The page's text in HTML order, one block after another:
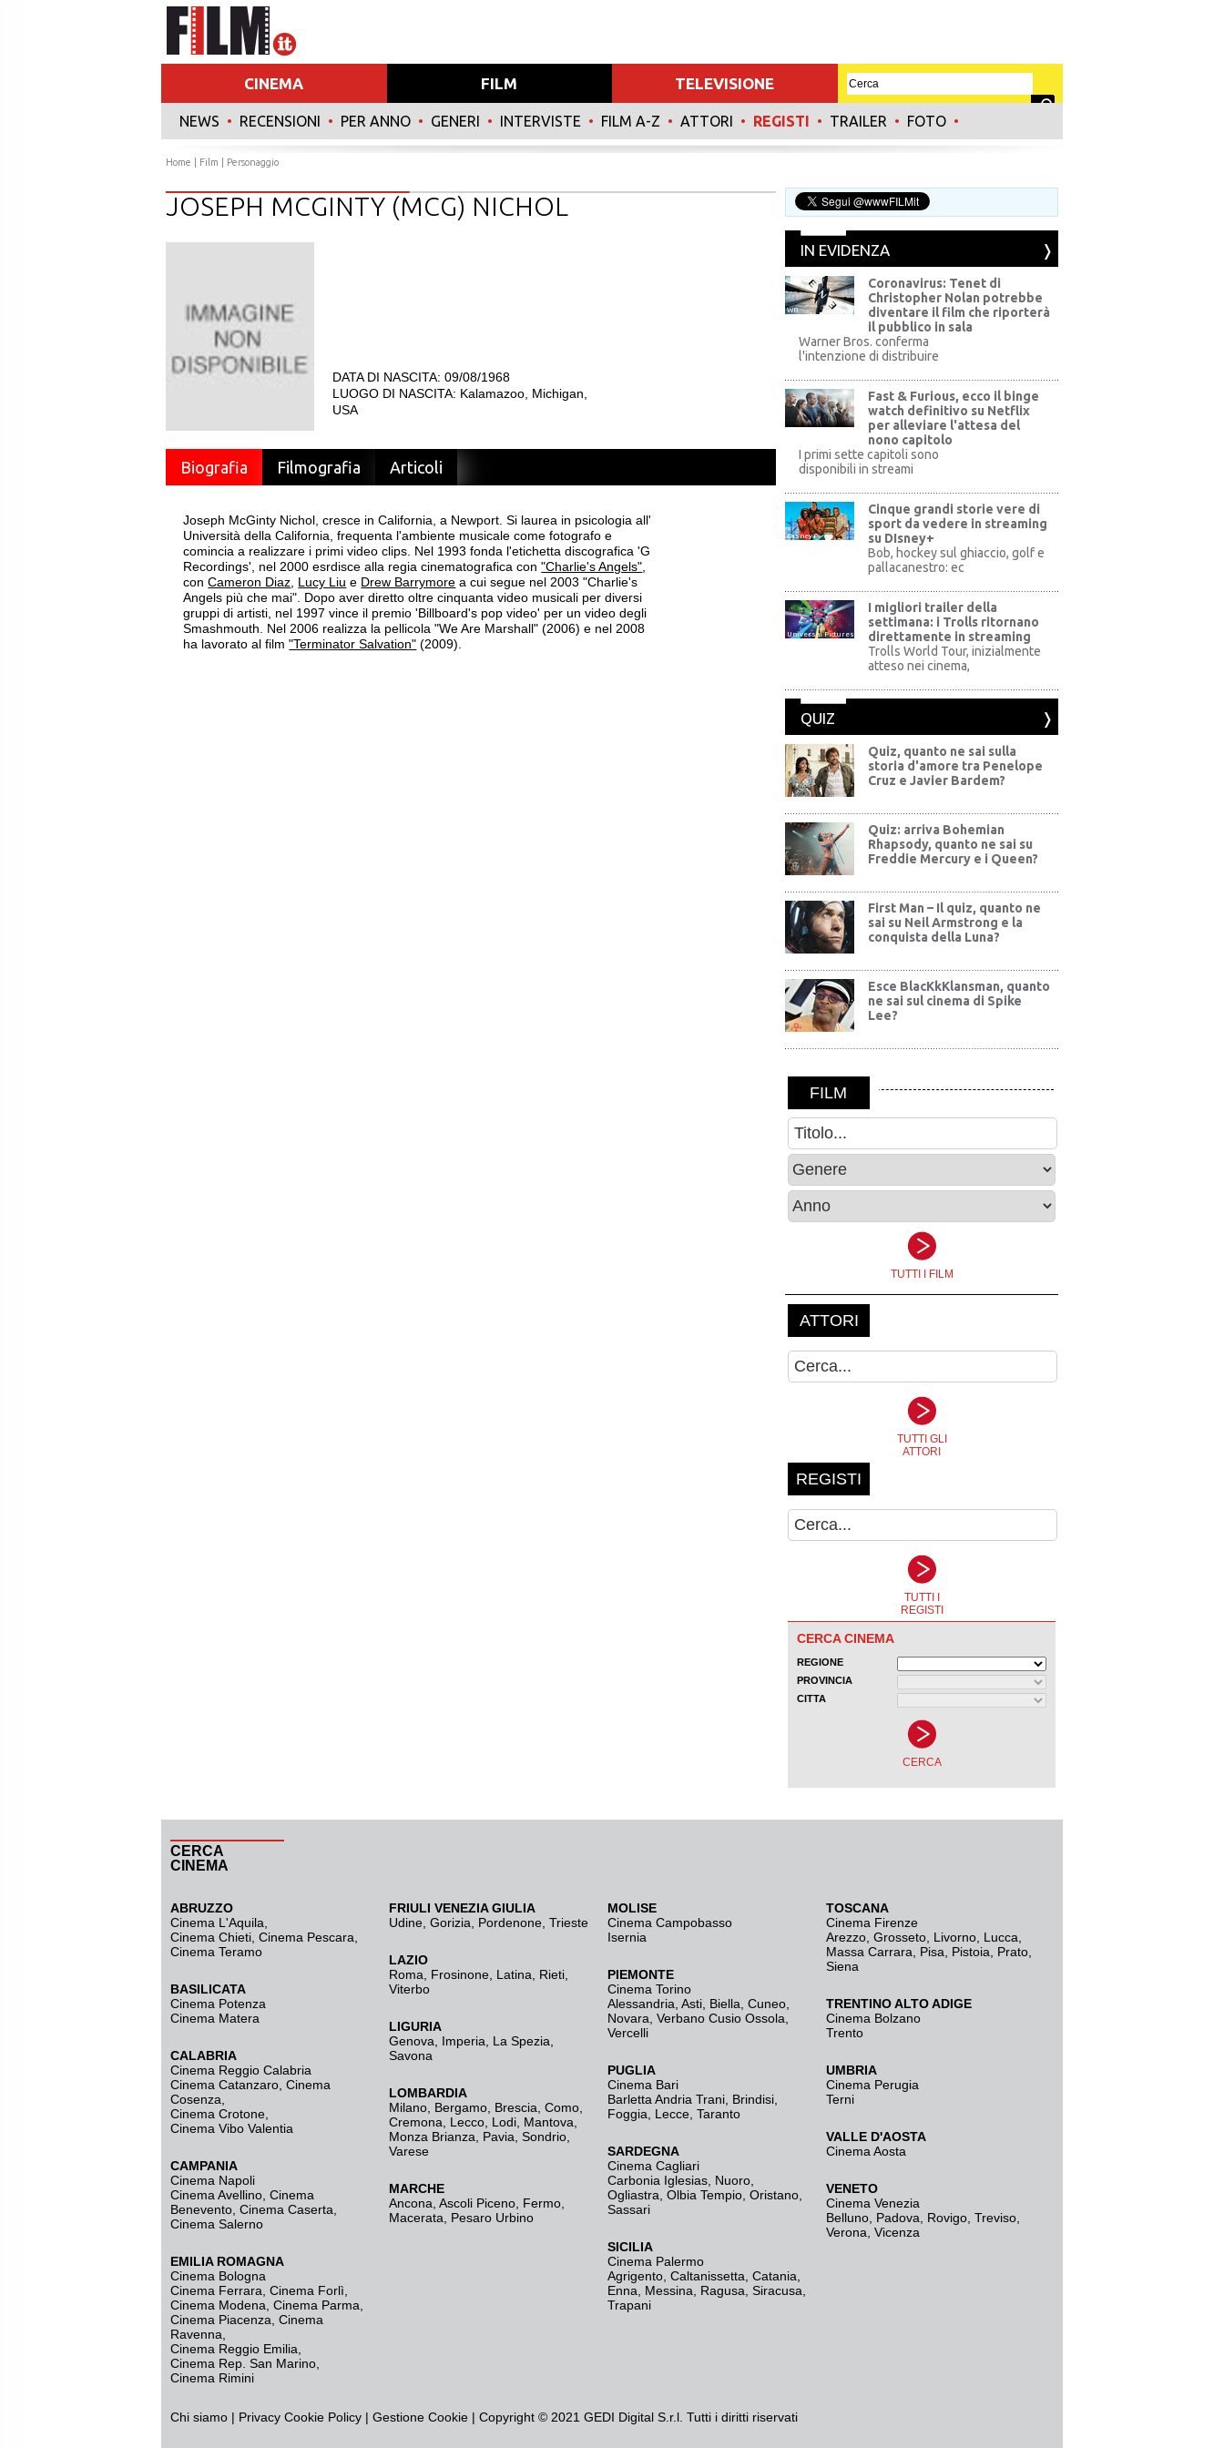
CINEMA FILM TELEVISIONE
NEWS • RECENSIONI • PER ANNO • GENERI • INTERVISTE • FILM A-Z • ATTORI • REGISTI • TRAILER • FOTO •
Home Film | Personaggio
JOSEPH MCGINTY (MCG) NICHOL
DATA DI NASCITA: 09/08/1968
LUOGO DI NASCITA: Kalamazoo, Michigan,
USA
Biografia Filmografia Articoli
Joseph McGinty Nichol, cresce in California, a Newport. Si laurea in psicologia all'
Università della California, frequenta l'ambiente musicale come fotografo e
comincia a realizzare i primi video clips. Nel 1993 fonda l'etichetta discografica 'G
Recordings', nel 2000 esrdisce alla regia cinematografica con"Charlie's Angels"
conCameron Diaz Lucy Liu e Drew Barrymore a cui segue nel 2003 "Charlie's
Angels più che mai". Dopo aver diretto oltre cinquanta video musicali per diversi
gruppi di artisti, nel 1997 vince il premio 'Billboard's pop video' per un video degli
Smashmouth. Nel 2006 realizza la pellicola "We Are Marshall" (2006) e nel 2008
ha lavorato al film"Terminator Salvation" (2009).
IN EVIDENZA
WB
Coronavirus: Tenet di
Christopher Nolan potrebbe
diventare il film che riporterà
il pubblico in sala
Warner Bros. conferma
l'intenzione di distribuire
Fast & Furious, ecco il binge
watch definitivo su Netflix
per alleviare l'attesa del
nono capitolo
I primi sette capitoli sono
disponibili in streami
Disney+
Cinque grandi storie vere di
sport da vedere in streaming
su DIsney+
Bob, hockey sul ghiaccio, golf e
pallacanestro: ec
Universal Pictures
I migliori trailer della
settimana: i Trolls ritornano
direttamente in streaming
Trolls World Tour, inizialmente
atteso nei cinema,
QUIZ
Quiz, quanto ne sai sulla
storia d'amore tra Penelope
Cruz e Javier Bardem?
Quiz: arriva Bohemian
Rhapsody, quanto ne sai su
Freddie Mercury e i Queen?
First Man – Il quiz, quanto ne
sai su Neil Armstrong e la
conquista della Luna?
Esce BlacKkKlansman, quanto
ne sai sul cinema di Spike
Lee?
CERCA
CINEMA
ABRUZZO
Cinema L'Aquila
Cinema Chieti, Cinema Pescara,
Cinema Teramo
BASILICATA
Cinema Potenza
Cinema Matera
CALABRIA
Cinema Reggio Calabria
Cinema Catanzaro Cinema
Cosenza
Cinema Crotone
Cinema Vibo Valentia
CAMPANIA
Cinema Napoli
Cinema Avellino Cinema
Benevento Cinema Caserta
Cinema Salerno
EMILIA ROMAGNA
Cinema Bologna
Cinema Ferrara Cinema Forlì
Cinema Modena Cinema Parma
Cinema Piacenza Cinema
Ravenna
Cinema Reggio Emilia
Cinema Rep. San Marino
Cinema Rimini
FRIULI VENEZIA GIULIA
Udine Gorizia Pordenone Trieste
LAZIO
Roma
Frosinone Latina Rieti
Viterbo
LIGURIA
Genova
Imperia La Spezia
Savona
LOMBARDIA
Milano Bergamo Brescia, Como
Cremona
Lecco Lodi Mantova
Monza Brianza
Pavia Sondrio
Varese
MARCHE
Ancona Ascoli Piceno Fermo
Macerata
Pesaro Urbino
MOLISE
Cinema Campobasso
Isernia
PIEMONTE
Cinema Torino
Alessandria Asti Biella Cuneo
Novara Verbano Cusio Ossola
Vercelli
PUGLIA
Cinema Bari
Barletta Andria Trani Brindisi
Foggia
Lecce Taranto
SARDEGNA
Cinema Cagliari
Carbonia Iglesias Nuoro
Ogliastra Olbia Tempio Oristano
Sassari
SICILIA
Cinema Palermo
Agrigento Caltanissetta Catania
Enna
Messina Ragusa Siracusa
Trapani
TOSCANA
Cinema Firenze
Arezzo Grosseto Livorno Lucca
Massa Carrara
Pisa Pistoia Prato
Siena
TRENTINO ALTO ADIGE
Cinema Bolzano
Trento
UMBRIA
Cinema Perugia
Terni
VALLE D'AOSTA
Cinema Aosta
VENETO
Cinema Venezia
Belluno Padova Rovigo Treviso
Verona Vicenza
Chi siamo | Privacy Cookie Policy | Gestione Cookie | Copyright © 2021 GEDI Digital S.r.l. Tutti i diritti riservati